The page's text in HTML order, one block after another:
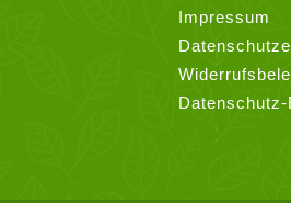
Impressum